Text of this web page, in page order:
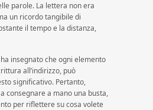
parole. La lettera non era
un ricordo tangibile di
il tempo e la distanza,
insegnato che ogni elemento
all’indirizzo, può
significativo. Pertanto,
consegnare a mano una busta,
per riflettere su cosa volete